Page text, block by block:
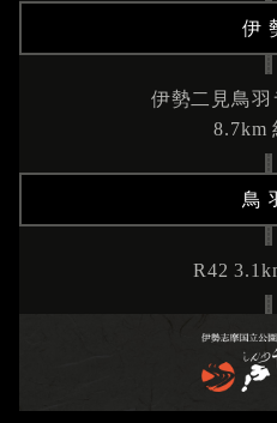
伊
伊勢二見鳥
8.7km
鳥
R42